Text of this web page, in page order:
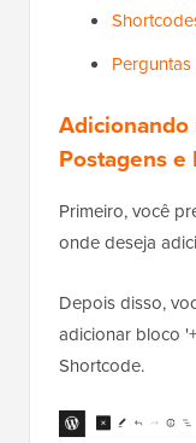
Adicionando
Postagens e
Primeiro, você
onde deseja
Depois disso,
adicionar bloco
Shortcode.